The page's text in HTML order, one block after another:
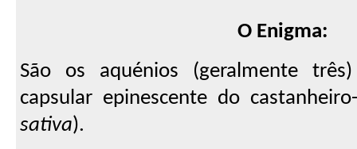
O Enigma:
São os aquénios (geralmente
capsular epinescente do
sativa).